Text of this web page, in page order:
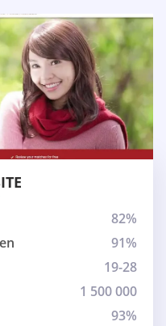
82%
91%
19-28
1 500 000
93%